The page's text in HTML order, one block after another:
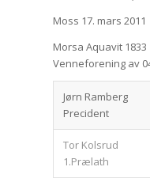
Moss 17. mars 2011
Morsa Aquavit 1833
Venneforening av
Jørn Ramberg
Precident
Tor Kolsrud
1.Prælath